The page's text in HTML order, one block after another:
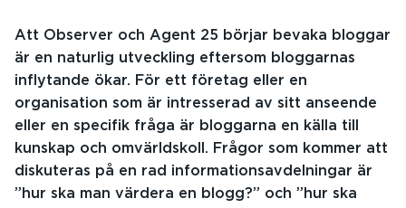
Att Observer och Agent 25 börjar bevaka bloggar
är en naturlig utveckling eftersom bloggarnas
inflytande ökar. För ett företag eller en
organisation som är intresserad av sitt anseende
eller en specifik fråga är bloggarna en källa till
kunskap och omvärldskoll. Frågor som kommer att
diskuteras på en rad informationsavdelningar är
”hur ska man värdera en blogg?” och ”hur ska